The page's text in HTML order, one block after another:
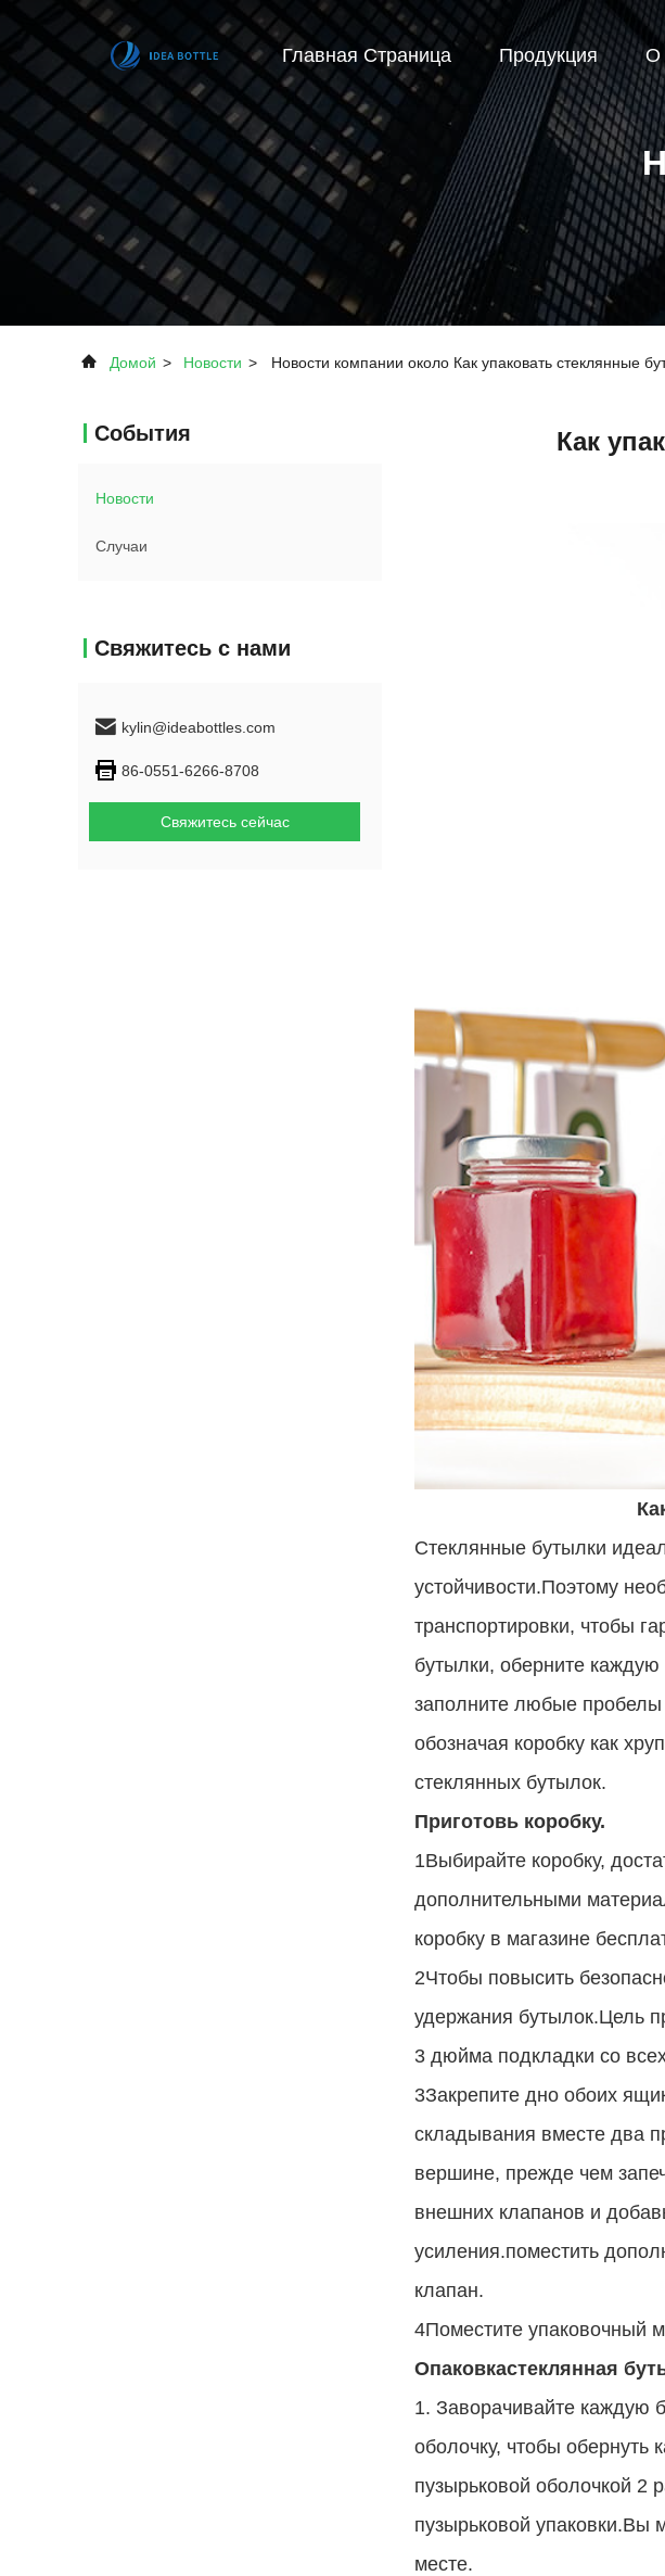
Главная Страница Продукция О
Домой > Новости > Новости компании около Как упаковать стеклянные
События
Новости
Случаи
Свяжитесь с нами
kylin@ideabottles.com
86-0551-6266-8708
Свяжитесь сейчас
Как
Стеклянные бутылки
устойчивости.Поэтому
транспортировки, чтобы
бутылки, оберните каждую
заполните любые
обозначая коробку как
стеклянных бутылок.
Приготовь коробку.
1Выбирайте коробку,
дополнительными
коробку в магазине
2Чтобы повысить
удержания бутылок.Цель
3 дюйма подкладки со
3Закрепите дно обоих
складывания вместе два
вершине, прежде чем
внешних клапанов и
усиления.поместить
клапан.
4Поместите упаковочный
Опаковкастеклянная
1. Заворачивайте каждую
оболочку, чтобы
пузырьковой оболочкой 2
пузырьковой упаковки.Вы
месте.